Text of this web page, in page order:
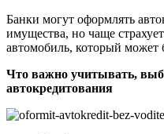
Банки могут оформлять
имущества, но чаще
автомобиль, который
Что важно учитывать,
автокредитования